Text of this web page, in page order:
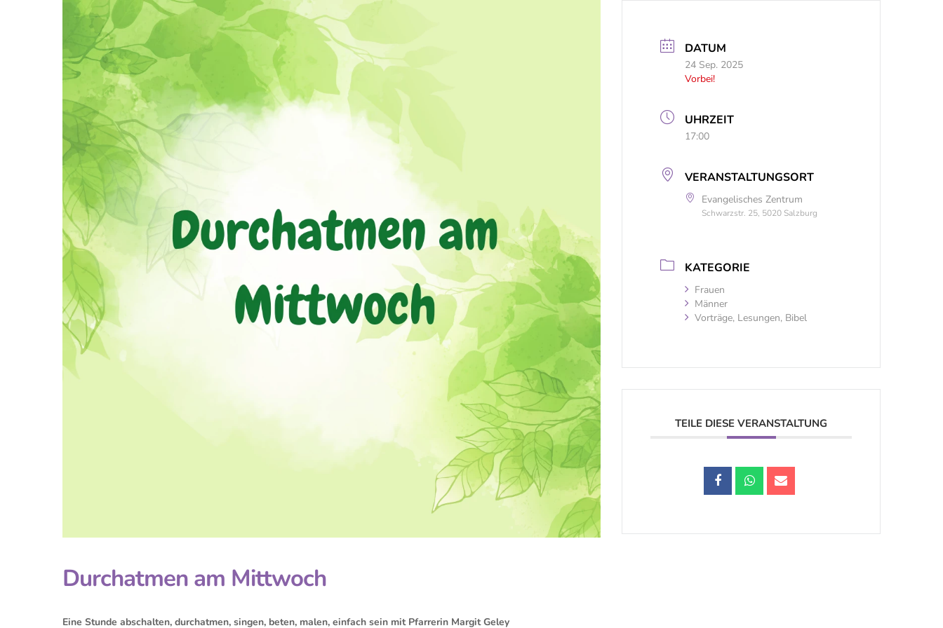
Durchatmen am Mittwoch
Eine Stunde abschalten, durchatmen, singen, beten, malen, einfach sein mit Pfarrerin Margit Geley
DATUM
24 Sep. 2025
Vorbei!
UHRZEIT
17:00
VERANSTALTUNGSORT
Evangelisches Zentrum
Schwarzstr. 25, 5020 Salzburg
KATEGORIE
Frauen
Männer
Vorträge, Lesungen, Bibel
TEILE DIESE VERANSTALTUNG